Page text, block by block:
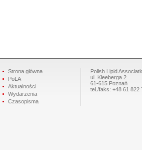
Strona główna
PoLA
Aktualności
Wydarzenia
Czasopisma
Polish Lipid
ul. Kleeberga 2
61-615 Poznań
tel./faks: +48 61 822